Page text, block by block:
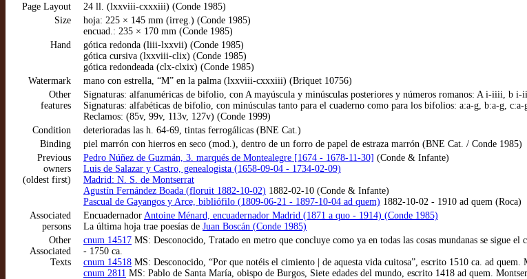
Page Layout
24 ll. (lxxviii-cxxxiii) (Conde 1985)
Size
hoja: 225 × 145 mm (irreg.) (Conde 1985)
encuad.: 235 × 170 mm (Conde 1985)
Hand
gótica redonda (liii-lxxvii) (Conde 1985)
gótica cursiva (lxxviii-clix) (Conde 1985)
gótica redondeada (clx-clxix) (Conde 1985)
Watermark
mano con estrella, “M” en la palma (lxxviii-cxxxiii) (Briquet 10756)
Other
features
Signaturas: alfanuméricas de bifolio, con A mayúscula y minúsculas posteriores y números romanos: A i-
Signaturas: alfabéticas de bifolio, con minúsculas tanto para el cuaderno como para los bifolios: a:a-g, b:a-g,
Reclamos: (85v, 99v, 113v, 127v) (Conde 1999)
Condition
deterioradas las h. 64-69, tintas ferrogálicas (BNE Cat.)
Binding
piel marrón con hierros en seco (mod.), dentro de un forro de papel de estraza marrón (BNE Cat. / Conde 1985)
Previous
owners
(oldest first)
Pedro Núñez de Guzmán, 3. marqués de Montealegre [1674 - 1678-11-30] (Conde & Infante)
Luis de Salazar y Castro, genealogista (1658-09-04 - 1734-02-09)
Madrid: N. S. de Montserrat
Agustín Fernández Boada (floruit 1882-10-02) 1882-02-10 (Conde & Infante)
Pascual de Gayangos y Arce, bibliófilo (1809-06-21 - 1897-10-04 ad quem) 1882-10-02 - 1910 ad quem (Roca)
Associated
persons
Encuadernador Antoine Ménard, encuadernador Madrid (1871 a quo - 1914) (Conde 1985)
La última hoja trae poesías de Juan Boscán (Conde 1985)
Other
Associated
Texts
cnum 14517 MS: Desconocido, Tratado en metro que concluye como ya en todas las cosas mundanas se sigue
- 1750 ca.
cnum 14518 MS: Desconocido, “Por que notéis el cimiento | de aquesta vida cuitosa”, escrito 1510 ca. ad
cnum 2811 MS: Pablo de Santa María, obispo de Burgos, Siete edades del mundo, escrito 1418 ad quem.